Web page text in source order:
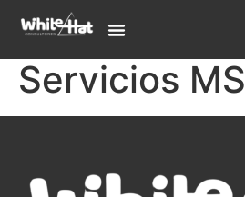
Servicios MS